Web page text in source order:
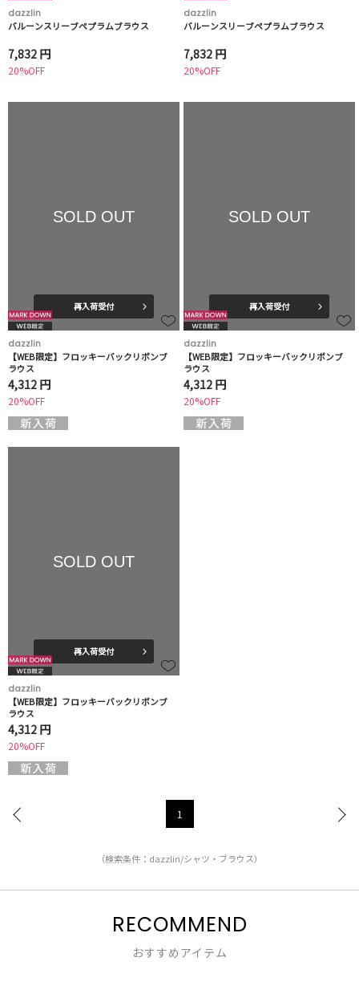
dazzlin
バルーンスリーブペプラムブラウス
7,832 円
20%OFF
dazzlin
バルーンスリーブペプラムブラウス
7,832 円
20%OFF
SOLD OUT
再入荷受付
dazzlin
【WEB限定】フロッキーバックリボンブ
ラウス
4,312 円
20%OFF
SOLD OUT
再入荷受付
dazzlin
【WEB限定】フロッキーバックリボンブ
ラウス
4,312 円
20%OFF
SOLD OUT
再入荷受付
dazzlin
【WEB限定】フロッキーバックリボンブ
ラウス
4,312 円
20%OFF
1
（検索条件：dazzlin/シャツ・ブラウス）
RECOMMEND
おすすめアイテム